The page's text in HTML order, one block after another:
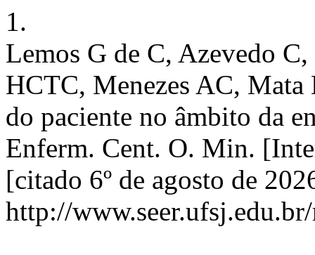
1.
Lemos G de C, Azevedo
HCTC, Menezes AC, Mata
do paciente no âmbito da
Enferm. Cent. O. Min.
[citado 6º de agosto de
http://